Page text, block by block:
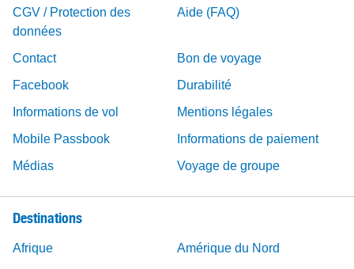
CGV / Protection des
données
Aide (FAQ)
Contact
Bon de voyage
Facebook
Durabilité
Informations de vol
Mentions légales
Mobile Passbook
Informations de paiement
Médias
Voyage de groupe
Destinations
Afrique
Amérique du Nord